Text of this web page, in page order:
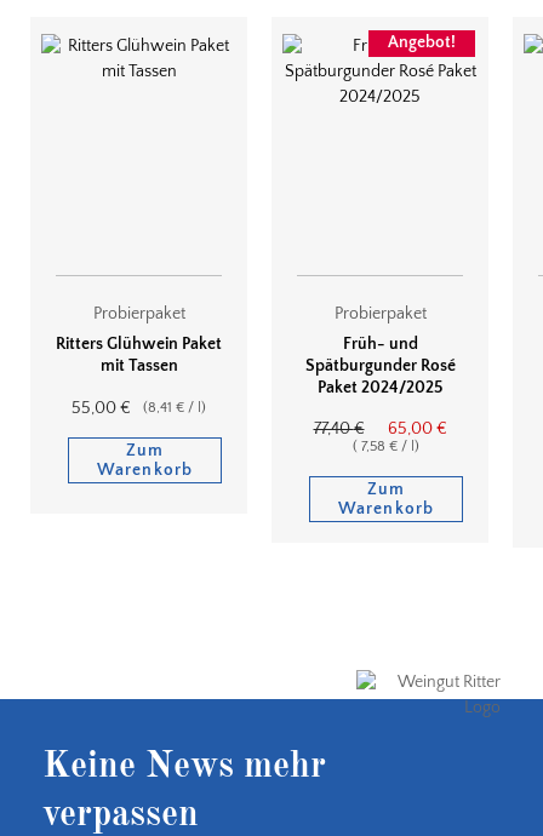
Probierpaket
Ritters Glühwein Paket
mit Tassen
55,00€ (8,41 € / )
Zum
Warenkorb
Angebot!
Probierpaket
Früh- und
Spätburgunder Rosé
Paket 2024/2025
77,40€ 65,00€
( 7,58 € / )
Zum
Warenkorb
Keine News mehr
verpassen